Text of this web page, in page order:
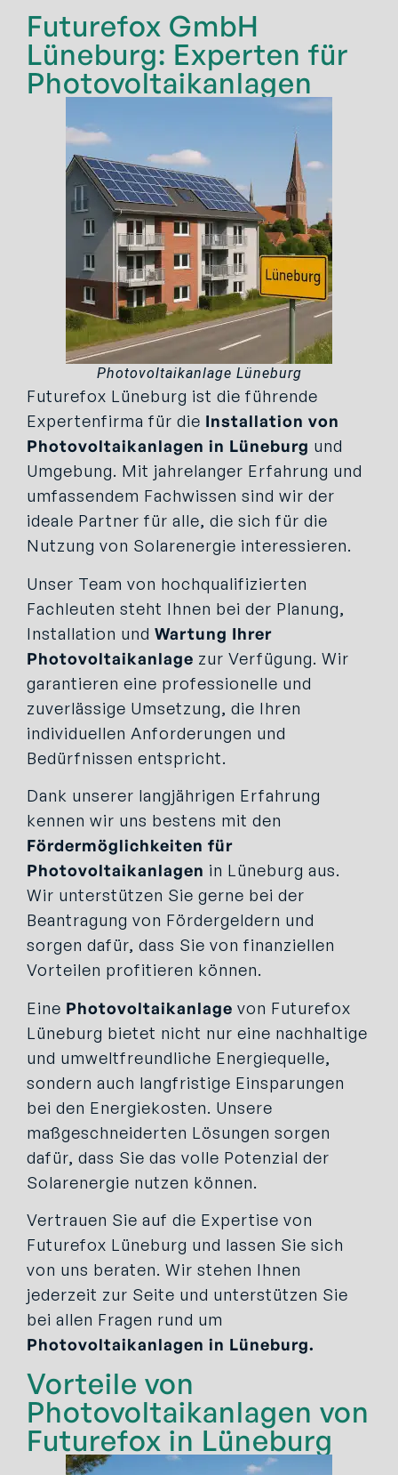
Futurefox GmbH
Lüneburg: Experten für
Photovoltaikanlagen
Photovoltaikanlage Lüneburg
Futurefox Lüneburg ist die führende
Expertenfirma für die Installation von
Photovoltaikanlagen in Lüneburg und
Umgebung. Mit jahrelanger Erfahrung und
umfassendem Fachwissen sind wir der
ideale Partner für alle, die sich für die
Nutzung von Solarenergie interessieren.
Unser Team von hochqualifizierten
Fachleuten steht Ihnen bei der Planung,
Installation und Wartung Ihrer
Photovoltaikanlage zur Verfügung. Wir
garantieren eine professionelle und
zuverlässige Umsetzung, die Ihren
individuellen Anforderungen und
Bedürfnissen entspricht.
Dank unserer langjährigen Erfahrung
kennen wir uns bestens mit den
Fördermöglichkeiten für
Photovoltaikanlagen in Lüneburg aus.
Wir unterstützen Sie gerne bei der
Beantragung von Fördergeldern und
sorgen dafür, dass Sie von finanziellen
Vorteilen profitieren können.
Eine Photovoltaikanlage von Futurefox
Lüneburg bietet nicht nur eine nachhaltige
und umweltfreundliche Energiequelle,
sondern auch langfristige Einsparungen
bei den Energiekosten. Unsere
maßgeschneiderten Lösungen sorgen
dafür, dass Sie das volle Potenzial der
Solarenergie nutzen können.
Vertrauen Sie auf die Expertise von
Futurefox Lüneburg und lassen Sie sich
von uns beraten. Wir stehen Ihnen
jederzeit zur Seite und unterstützen Sie
bei allen Fragen rund um
Photovoltaikanlagen in Lüneburg.
Vorteile von
Photovoltaikanlagen von
Futurefox in Lüneburg